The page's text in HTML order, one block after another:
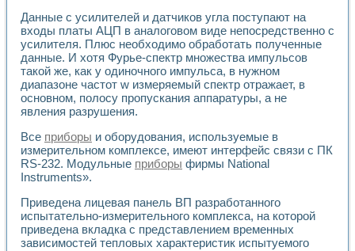
Автоматизированный стенд формирования
Лабораторный практикум по курсу ИИС на базе
Партнеры
Академические и отраслевые институты
Учебные заведения
Бизнес
Контакты
Данные с усилителей и датчиков угла поступают на
входы платы АЦП в аналоговом виде непосредственно с
усилителя. Плюс необходимо обработать полученные
данные. И хотя Фурье-спектр множества импульсов
такой же, как у одиночного импульса, в нужном
диапазоне частот w измеряемый спектр отражает, в
основном, полосу пропускания аппаратуры, а не
явления разрушения.
Все приборы и оборудования, используемые в
измерительном комплексе, имеют интерфейс связи с ПК
RS-232. Модульные приборы фирмы National
Instruments».
Приведена лицевая панель ВП разработанного
испытательно-измерительного комплекса, на которой
приведена вкладка с представлением временных
зависимостей тепловых характеристик испытуемого